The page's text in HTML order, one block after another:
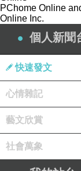
超多款式，
輕盈清
蠶絲的觸感
感。 這件顏
折，這件打
穿起來很輕盈
這是蠶絲的
夏季必買
最近超夯超
鞋，又美又
PChome Online
Online Inc.
個人新聞
快速發文
心情雜記
藝文欣賞
社會萬象